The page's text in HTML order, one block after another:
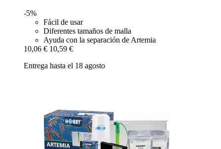
-5%
Fácil de usar
Diferentes tamaños de malla
Ayuda con la separación de Artemia
10,06 € 10,59 €
Entrega hasta el 18 agosto